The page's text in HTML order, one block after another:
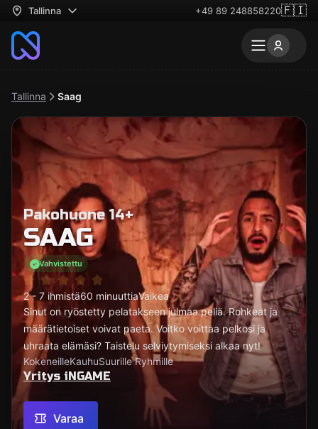
Tallinna +49 89 248858220🇫🇮
Tallinna Saag
Pakohuone 14+
SAAG
Vahvistettu
2 - 7 ihmistä60 minuuttiaVaikea
Sinut on ryöstetty pelatakseen julmaa peliä. Rohkeat ja
määrätietoiset voivat paeta. Voitko voittaa pelkosi ja
uhraata elämäsi? Taistelu selviytymiseksi alkaa nyt!
KokeneilleKauhuSuurille Ryhmille
Yritys iNGAME
Varaa